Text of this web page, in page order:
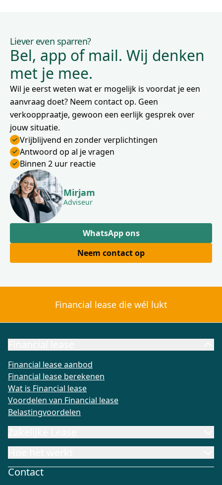
Liever even sparren?
Bel, app of mail. Wij denken
met je mee.
Wil je eerst weten wat er mogelijk is voordat je een
aanvraag doet? Neem contact op. Geen
verkooppraatje, gewoon een eerlijk gesprek over
jouw situatie.
Vrijblijvend en zonder verplichtingen
Antwoord op al je vragen
Binnen 2 uur reactie
Mirjam
Adviseur
WhatsApp ons
Neem contact op
Financial lease die wél lukt
Financial lease aanbod
Financial lease berekenen
Wat is Financial lease
Voordelen van Financial lease
Belastingvoordelen
Contact